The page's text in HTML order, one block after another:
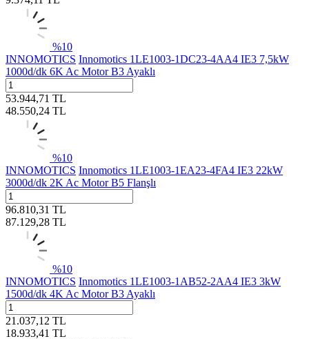
%10
INNOMOTICS Innomotics 1LE1003-1DC23-4AA4 IE3 7,5kW
1000d/dk 6K Ac Motor B3 Ayaklı
53.944,71 TL
48.550,24 TL
%10
INNOMOTICS Innomotics 1LE1003-1EA23-4FA4 IE3 22kW
3000d/dk 2K Ac Motor B5 Flanşlı
96.810,31 TL
87.129,28 TL
%10
INNOMOTICS Innomotics 1LE1003-1AB52-2AA4 IE3 3kW
1500d/dk 4K Ac Motor B3 Ayaklı
21.037,12 TL
18.933,41 TL